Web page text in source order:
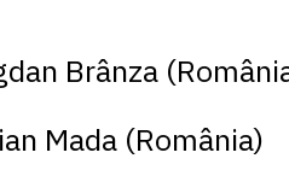
Brânza
(România)